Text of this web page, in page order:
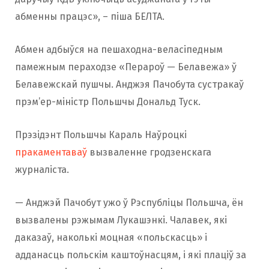
абменны працэс», – піша БЕЛТА.
Абмен адбыўся на пешаходна-веласіпедным
памежным пераходзе «Перароў — Белавежа» ў
Белавежскай пушчы. Анджэя Пачобута сустракаў
прэм’ер-міністр Польшчы Дональд Туск.
Прэзідэнт Польшчы Караль Наўроцкі
пракаментаваў вызваленне гродзенскага
журналіста.
— Анджэй Пачобут ужо ў Рэспубліцы Польшча, ён
вызвалены рэжымам Лукашэнкі. Чалавек, які
даказаў, наколькі моцная «польскасць» і
адданасць польскім каштоўнасцям, і які плаціў за